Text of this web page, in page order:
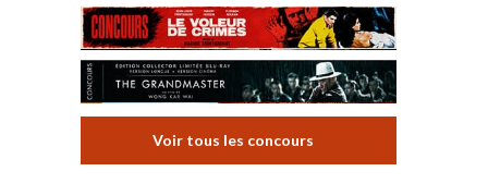
Voir tous les concours